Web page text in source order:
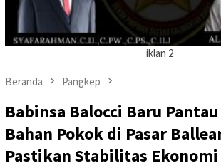
iklan 2
Beranda Pangkep
Babinsa Balocci Baru
Bahan Pokok di Pasar
Pastikan Stabilitas Ekonomi